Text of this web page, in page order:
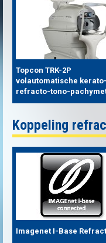
Topcon TRK-2P
volautomatische kerato-
refracto-tono-
Koppeling
Imagenet I-Base